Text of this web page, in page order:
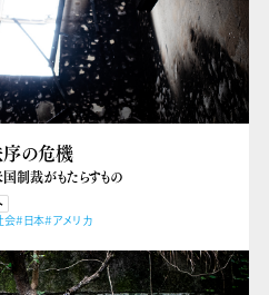
序の危機
制裁がもたらすもの
会#日本#アメリカ